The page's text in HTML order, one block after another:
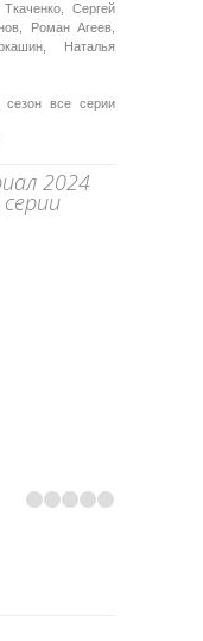
Сергей
Роман Агеев,
Наталья
сезон все серии
2024